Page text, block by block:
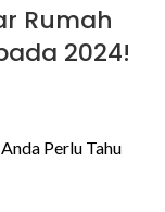
Rumah
2024!
Perlu Tahu